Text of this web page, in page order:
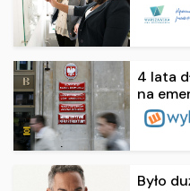
4 lata
na
Było